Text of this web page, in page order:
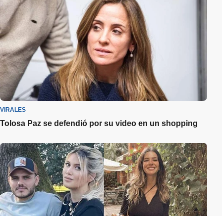
VIRALES
Tolosa Paz se defendió por su video en un shopping